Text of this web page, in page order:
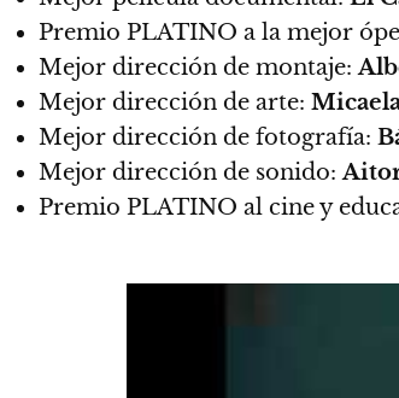
Premio PLATINO a la mejor
Mejor dirección de montaje:
Mejor dirección de arte:
Mejor dirección de fotografía:
Mejor dirección de sonido:
Premio PLATINO al cine y